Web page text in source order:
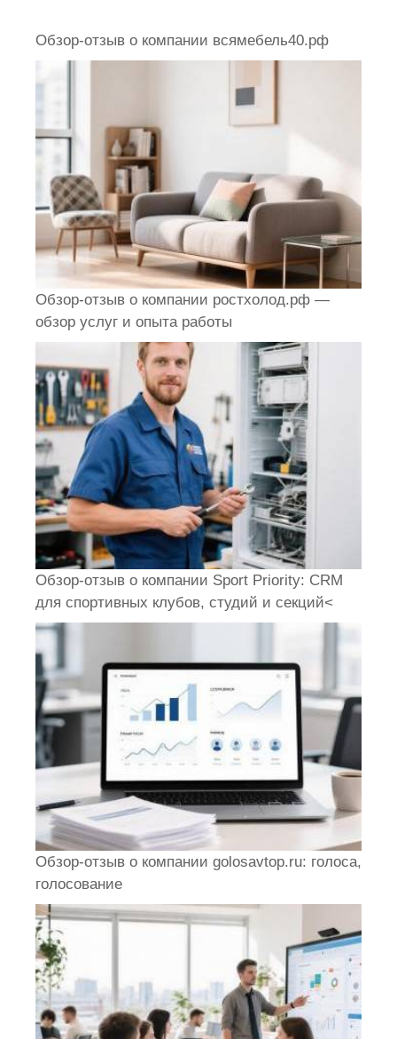
Обзор-отзыв о компании всямебель40.рф
Обзор-отзыв о компании ростхолод.рф —
обзор услуг и опыта работы
Обзор-отзыв о компании Sport Priority: CRM
для спортивных клубов, студий и секций<
Обзор-отзыв о компании golosavtop.ru: голоса,
голосование